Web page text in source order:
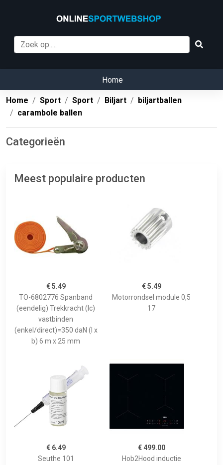
Home
Home Sport Sport Biljart
biljartballen
carambole ballen
Categorieën
Meest populaire producten
€ 5.49
TO-6802776 Spanband
(eendelig) Trekkracht (lc)
vastbinden
(enkel/direct)=350 daN (l x
b) 6 m x 25 mm
€ 5.49
Motorrondsel module 0,5
17
€ 6.49
Seuthe 101
€ 499.00
Hob2Hood inductie